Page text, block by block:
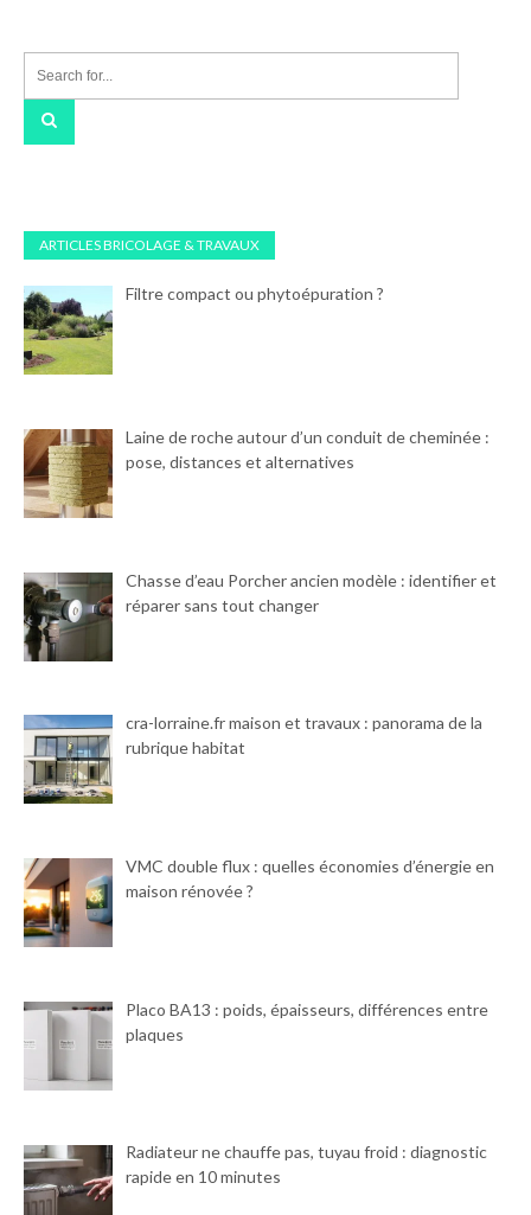
ARTICLES BRICOLAGE & TRAVAUX
Filtre compact ou phytoépuration ?
Laine de roche autour d’un conduit de cheminée :
pose, distances et alternatives
Chasse d’eau Porcher ancien modèle : identifier et
réparer sans tout changer
cra-lorraine.fr maison et travaux : panorama de la
rubrique habitat
VMC double flux : quelles économies d’énergie en
maison rénovée ?
Placo BA13 : poids, épaisseurs, différences entre
plaques
Radiateur ne chauffe pas, tuyau froid : diagnostic
rapide en 10 minutes